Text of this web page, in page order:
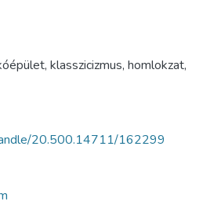
, klasszicizmus, homlokzat,
20.500.14711/162299